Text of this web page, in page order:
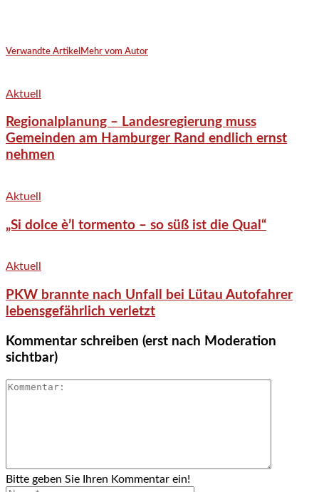
Verwandte Artikel Mehr vom Autor
Aktuell
Regionalplanung – Landesregierung muss
Gemeinden am Hamburger Rand endlich ernst
nehmen
Aktuell
„Si dolce è’l tormento – so süß ist die Qual“
Aktuell
PKW brannte nach Unfall bei Lütau Autofahrer
lebensgefährlich verletzt
Kommentar schreiben (erst nach Moderation
sichtbar)
Bitte geben Sie Ihren Kommentar ein!